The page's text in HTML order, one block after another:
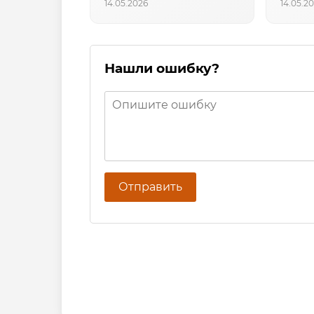
14.05.2026
Нашли ошибку?
Отправить